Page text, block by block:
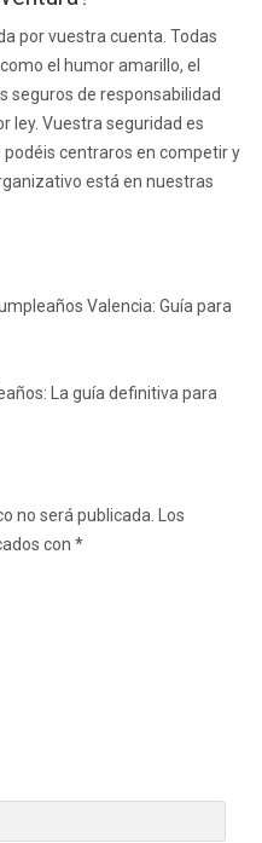
por vuestra cuenta. Todas
el humor amarillo, el
seguros de responsabilidad
ley. Vuestra seguridad es
centraros en competir y
está en nuestras
Valencia: Guía para
La guía definitiva para
no será publicada.
Los
con *